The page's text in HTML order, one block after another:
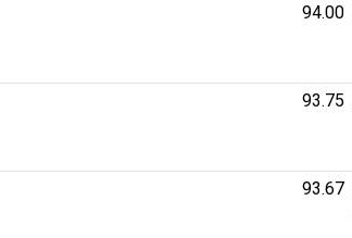
94.00
93.75
93.67